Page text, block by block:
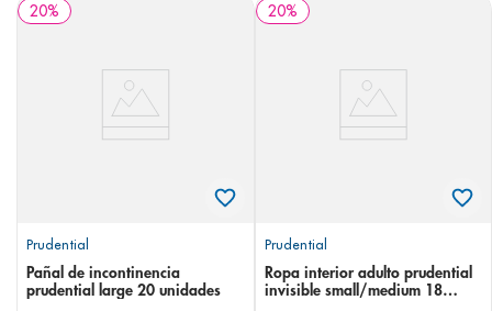
20%
Prudential
Pañal de incontinencia
prudential large 20 unidades
20%
Prudential
Ropa interior adulto prudential
invisible small/medium 18